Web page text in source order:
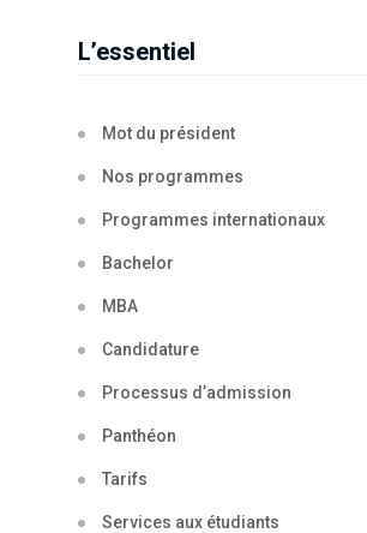
L’essentiel
Mot du président
Nos programmes
Programmes internationaux
Bachelor
MBA
Candidature
Processus d’admission
Panthéon
Tarifs
Services aux étudiants